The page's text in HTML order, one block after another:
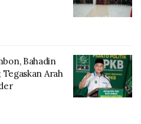
Bahadin
Arah